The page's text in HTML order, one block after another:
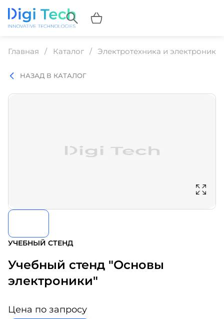
Главная Каталог Электротехника и электроника
НАЗАД В КАТАЛОГ
УЧЕБНЫЙ СТЕНД
Учебный стенд "Основы
электроники"
Цена по запросу